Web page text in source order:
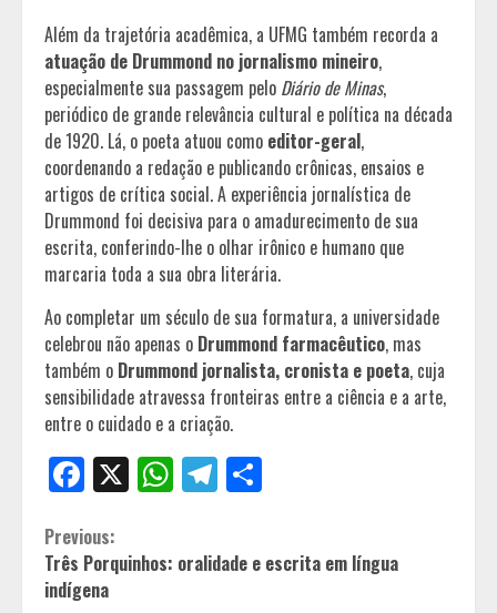
Além da trajetória acadêmica, a UFMG também recorda a
atuação de Drummond no jornalismo mineiro,
especialmente sua passagem pelo Diário de Minas,
periódico de grande relevância cultural e política na década
de 1920. Lá, o poeta atuou como editor-geral,
coordenando a redação e publicando crônicas, ensaios e
artigos de crítica social. A experiência jornalística de
Drummond foi decisiva para o amadurecimento de sua
escrita, conferindo-lhe o olhar irônico e humano que
marcaria toda a sua obra literária.
Ao completar um século de sua formatura, a universidade
celebrou não apenas o Drummond farmacêutico, mas
também o Drummond jornalista, cronista e poeta, cuja
sensibilidade atravessa fronteiras entre a ciência e a arte,
entre o cuidado e a criação.
Facebook
X WhatsApp
Telegram
Continue
Reading
Previous:
Três Porquinhos: oralidade e escrita em língua
indígena